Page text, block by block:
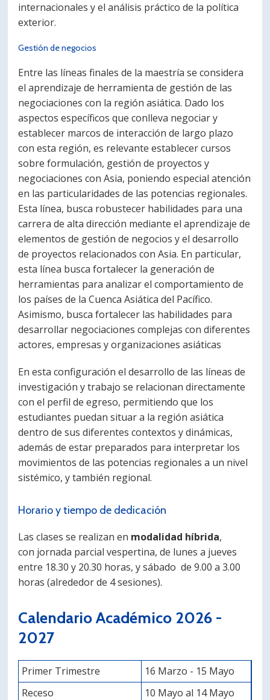
internacionales y el análisis práctico de la política
exterior.
Gestión de negocios
Entre las líneas finales de la maestría se considera
el aprendizaje de herramienta de gestión de las
negociaciones con la región asiática. Dado los
aspectos específicos que conlleva negociar y
establecer marcos de interacción de largo plazo
con esta región, es relevante establecer cursos
sobre formulación, gestión de proyectos y
negociaciones con Asia, poniendo especial atención
en las particularidades de las potencias regionales.
Esta línea, busca robustecer habilidades para una
carrera de alta dirección mediante el aprendizaje de
elementos de gestión de negocios y el desarrollo
de proyectos relacionados con Asia. En particular,
esta línea busca fortalecer la generación de
herramientas para analizar el comportamiento de
los países de la Cuenca Asiática del Pacífico.
Asimismo, busca fortalecer las habilidades para
desarrollar negociaciones complejas con diferentes
actores, empresas y organizaciones asiáticas
En esta configuración el desarrollo de las líneas de
investigación y trabajo se relacionan directamente
con el perfil de egreso, permitiendo que los
estudiantes puedan situar a la región asiática
dentro de sus diferentes contextos y dinámicas,
además de estar preparados para interpretar los
movimientos de las potencias regionales a un nivel
sistémico, y también regional.
Horario y tiempo de dedicación
Las clases se realizan en modalidad híbrida,
con jornada parcial vespertina, de lunes a jueves
entre 18.30 y 20.30 horas, y sábado de 9.00 a 3.00
horas (alrededor de 4 sesiones).
Calendario Académico 2026 -
2027
Primer Trimestre
16 Marzo - 15 Mayo
Receso
10 Mayo al 14 Mayo